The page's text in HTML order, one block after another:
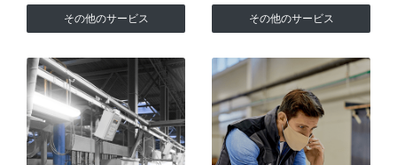
その他のサービス その他のサービス